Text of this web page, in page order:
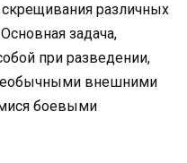
различных
задача,
при разведении,
внешними
боевыми